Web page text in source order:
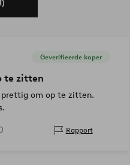
Geverifieerde koper
te zitten
om op te zitten.
Rapport